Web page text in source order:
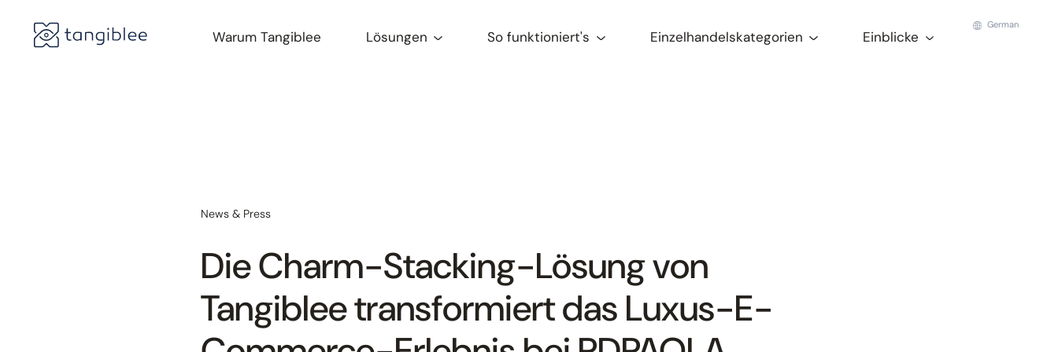
Warum Tangiblee Lösungen So funktioniert's Einzelhandelskategorien Einblicke
German
News & Press
Die Charm-Stacking-Lösung von
Tangiblee transformiert das Luxus-E-